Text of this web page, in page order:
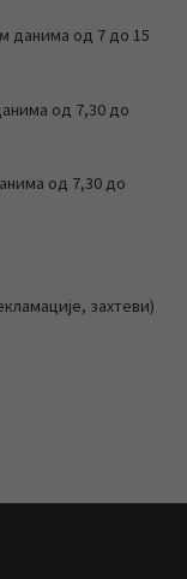
данима од 7 до 15
од 7,30 до
од 7,30 до
захтеви)